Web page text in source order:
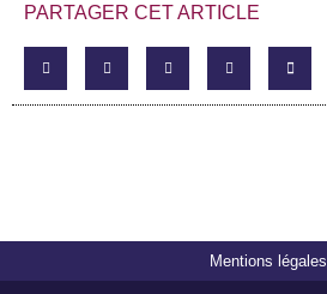
PARTAGER CET ARTICLE
Mentions légales